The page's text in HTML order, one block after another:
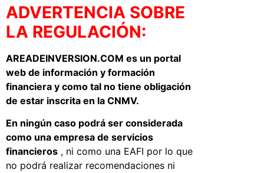
ADVERTENCIA SOBRE
LA REGULACIÓN:
AREADEINVERSION.COM es un portal
web de información y formación
financiera y como tal no tiene obligación
de estar inscrita en la CNMV.
En ningún caso podrá ser considerada
como una empresa de servicios
financieros , ni como una EAFI por lo que
no podrá realizar recomendaciones ni